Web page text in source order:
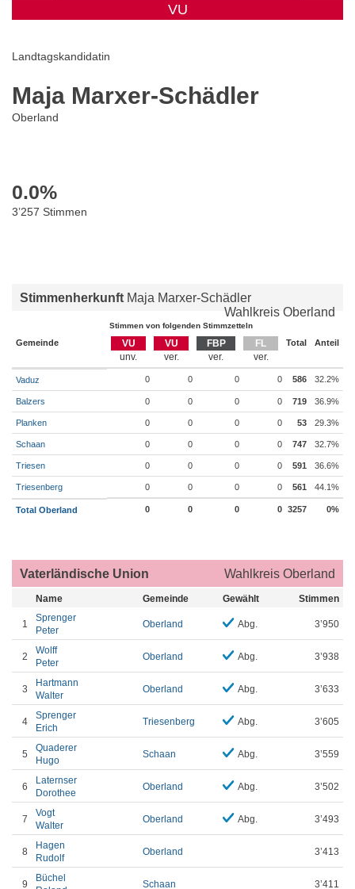
VU
Landtagskandidatin
Maja Marxer-Schädler
Oberland
0.0%
3’257 Stimmen
Stimmenherkunft Maja Marxer-Schädler
Wahlkreis Oberland
Stimmen von folgenden Stimmzetteln
Gemeinde VU VU FBP FL Total Anteil
Vaduz 0 0 0 0 586 32.2%
Balzers 0 0 0 0 719 36.9%
Planken 0 0 0 0 53 29.3%
Schaan 0 0 0 0 747 32.7%
Triesen 0 0 0 0 591 36.6%
Triesenberg 0 0 0 0 561 44.1%
Total Oberland 0 0 0 0 3257 0%
Vaterländische Union Wahlkreis Oberland
Name Gemeinde Gewählt Stimmen
1
Sprenger
Peter
Oberland Abg. 3’950
2
Wolff
Peter
Oberland Abg. 3’938
3
Hartmann
Walter
Oberland Abg. 3’633
4
Sprenger
Erich
Triesenberg Abg. 3’605
5
Quaderer
Hugo
Schaan Abg. 3’559
6
Laternser
Dorothee
Oberland Abg. 3’502
7
Vogt
Walter
Oberland Abg. 3’493
8
Hagen
Rudolf
Oberland 3’413
9
Büchel
Schaan 3’411